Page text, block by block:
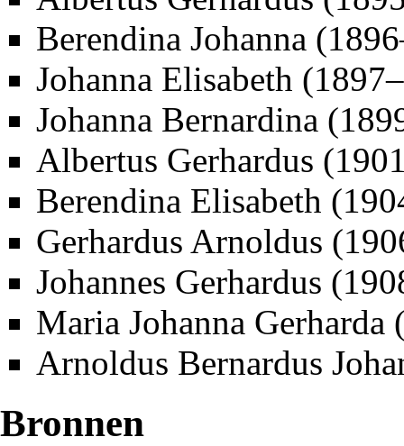
Berendina Johanna (1896
Johanna Elisabeth (1897–
Johanna Bernardina (
Albertus Gerhardus (
Berendina Elisabeth
Gerhardus Arnoldus (
Johannes Gerhardus (
Maria Johanna Gerharda
Arnoldus Bernardus
Bronnen